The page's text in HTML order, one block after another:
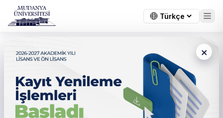
×
← Tüm duyurular
Hazırlık Sınav Sonuçları
Açıklanmıştır